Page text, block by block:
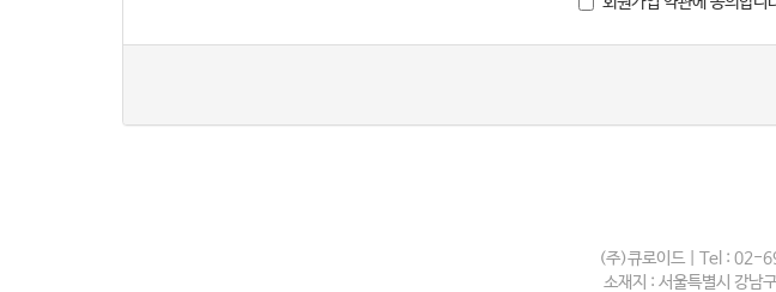
(주)큐로이드 | Tel :
소재지 : 서울특별시 강남